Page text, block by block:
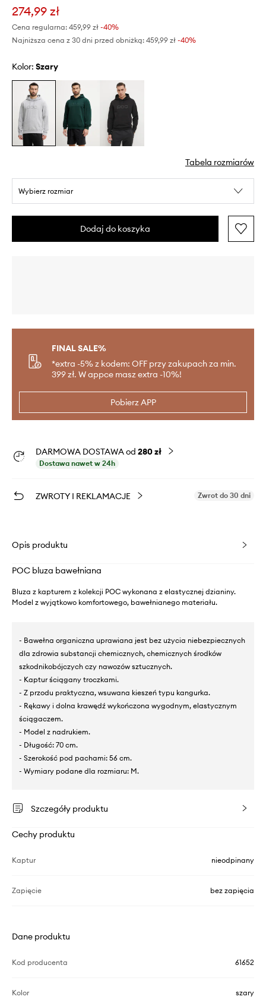
274,99 zł
Cena regularna: 459,99 zł -40%
Najniższa cena z 30 dni przed obniżką: 459,99 zł -40%
Kolor: szary
Tabela rozmiarów
Wybierz rozmiar
Dodaj do koszyka
FINAL SALE%
*extra -5% z kodem: OFF przy zakupach za min.
399 zł. W appce masz extra -10%!
Pobierz APP
DARMOWA DOSTAWA od 280 zł
Dostawa nawet w 24h
ZWROTY I REKLAMACJE Zwrot do 30 dni
Opis produktu
POC bluza bawełniana
Bluza z kapturem z kolekcji POC wykonana z elastycznej dzianiny.
Model z wyjątkowo komfortowego, bawełnianego materiału.
- Bawełna organiczna uprawiana jest bez użycia niebezpiecznych
dla zdrowia substancji chemicznych, chemicznych środków
szkodnikobójczych czy nawozów sztucznych.
- Kaptur ściągany troczkami.
- Z przodu praktyczna, wsuwana kieszeń typu kangurka.
- Rękawy i dolna krawędź wykończona wygodnym, elastycznym
ściągaczem.
- Model z nadrukiem.
- Długość: 70 cm.
- Szerokość pod pachami: 56 cm.
- Wymiary podane dla rozmiaru: M.
Szczegóły produktu
Cechy produktu
Kaptur nieodpinany
Zapięcie bez zapięcia
Dane produktu
Kod producenta 61652
Kolor szary